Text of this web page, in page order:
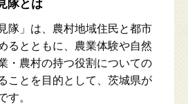
隊とは
隊」は、農村地域住民と都市
るとともに、農業体験や自然
・農村の持つ役割についての
ことを目的として、茨城県が
す。